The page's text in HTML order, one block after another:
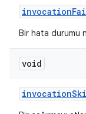
invocation
Bir hata durumu
void
invocation